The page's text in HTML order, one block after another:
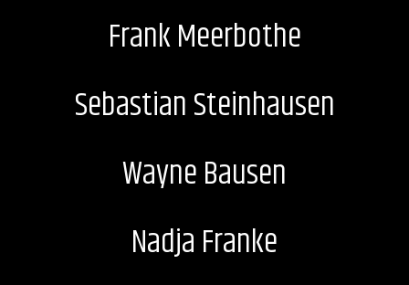
Frank Meerbothe
Sebastian Steinhausen
Wayne Bausen
Nadja Franke